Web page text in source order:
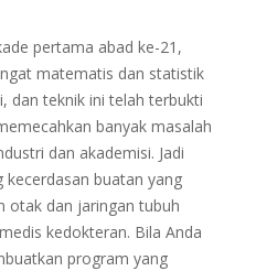
pertama abad ke-21,
matematis dan statistik
dan teknik ini telah terbukti
banyak masalah
dan akademisi. Jadi
buatan yang
otak dan jaringan tubuh
kedokteran. Bila Anda
program yang